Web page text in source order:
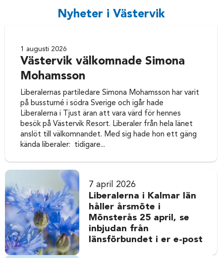
Nyheter i Västervik
1 augusti 2026
Västervik välkomnade Simona
Mohamsson
Liberalernas partiledare Simona Mohamsson har varit
på bussturné i södra Sverige och igår hade
Liberalerna i Tjust äran att vara värd för hennes
besök på Västervik Resort. Liberaler från hela länet
anslöt till välkomnandet. Med sig hade hon ett gäng
kända liberaler: tidigare...
7 april 2026
Liberalerna i Kalmar län
håller årsmöte i
Mönsterås 25 april, se
inbjudan från
länsförbundet i er e-post